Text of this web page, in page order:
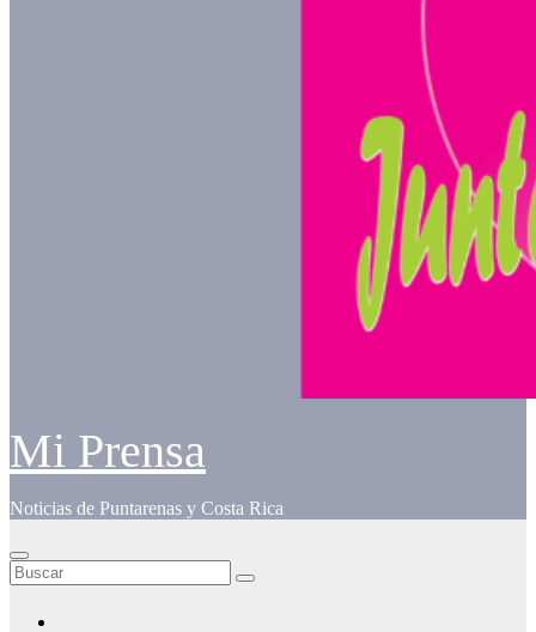
Mi Prensa
Noticias de Puntarenas y Costa Rica